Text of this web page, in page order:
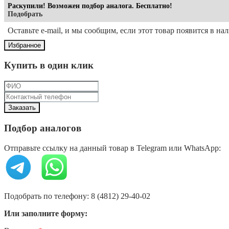
Раскупили! Возможен подбор аналога. Бесплатно!
Подобрать
Оставьте e-mail, и мы сообщим, если этот товар появится в
Избранное
Купить в один клик
Подбор аналогов
Отправьте ссылку на данный товар в Telegram или WhatsApp:
Подобрать по телефону: 8 (4812) 29-40-02
Или заполните форму: